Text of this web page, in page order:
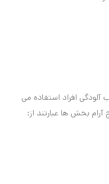
آلودگی افراد استفاده می
بخش ها عبارتند از: